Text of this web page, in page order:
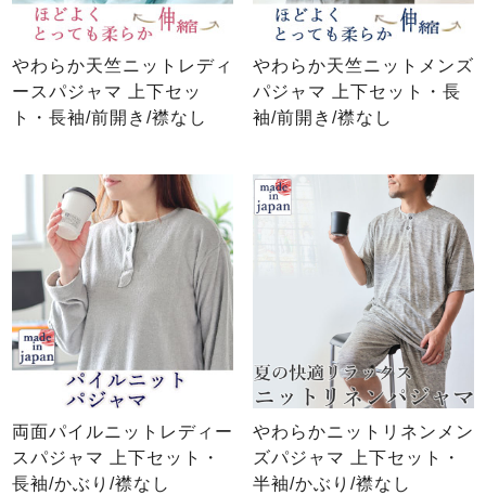
やわらか天竺ニットレディ
ースパジャマ 上下セッ
ト・長袖/前開き/襟なし
やわらか天竺ニットメンズ
パジャマ 上下セット・長
袖/前開き/襟なし
両面パイルニットレディー
スパジャマ 上下セット・
長袖/かぶり/襟なし
やわらかニットリネンメン
ズパジャマ 上下セット・
半袖/かぶり/襟なし